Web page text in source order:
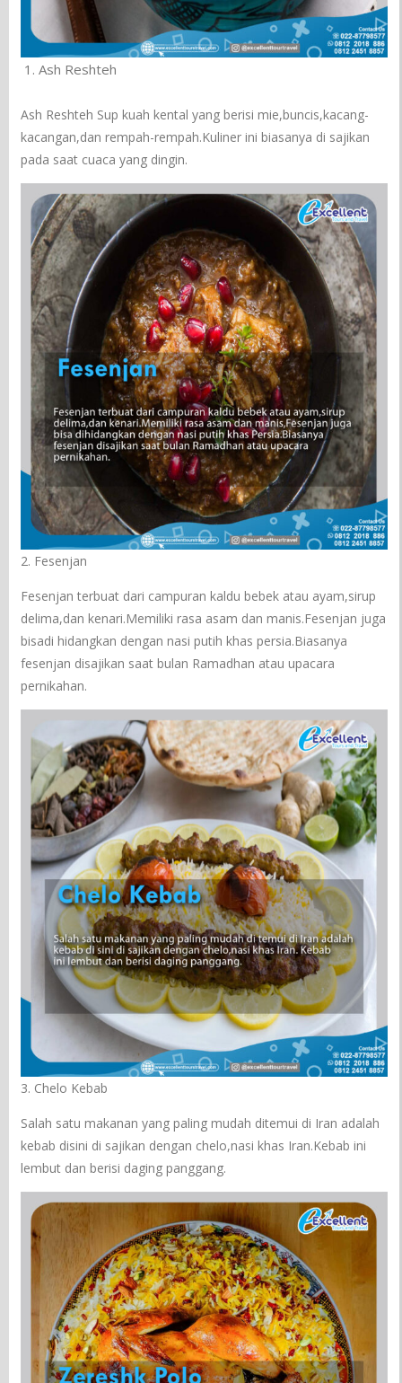
Ash Reshteh
Ash Reshteh Sup kuah kental yang berisi mie,buncis,kacang-
kacangan,dan rempah-rempah.Kuliner ini biasanya di sajikan
pada saat cuaca yang dingin.
2. Fesenjan
Fesenjan terbuat dari campuran kaldu bebek atau ayam,sirup
delima,dan kenari.Memiliki rasa asam dan manis.Fesenjan juga
bisadi hidangkan dengan nasi putih khas persia.Biasanya
fesenjan disajikan saat bulan Ramadhan atau upacara
pernikahan.
3. Chelo Kebab
Salah satu makanan yang paling mudah ditemui di Iran adalah
kebab disini di sajikan dengan chelo,nasi khas Iran.Kebab ini
lembut dan berisi daging panggang.